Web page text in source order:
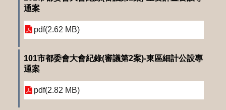
通案
pdf(2.62 MB)
101市都委會大會紀錄(審議第2案)-東區細計公設專
通案
pdf(2.82 MB)